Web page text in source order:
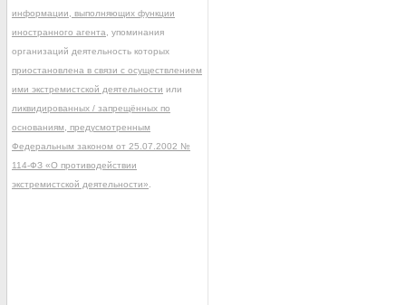
информации, выполняющих функции
иностранного агента , упоминания
организаций деятельность которых
приостановлена в связи с осуществлением
ими экстремистской деятельности или
ликвидированных / запрещённых по
основаниям, предусмотренным
Федеральным законом от 25.07.2002 №
114-ФЗ «О противодействии
экстремистской деятельности»